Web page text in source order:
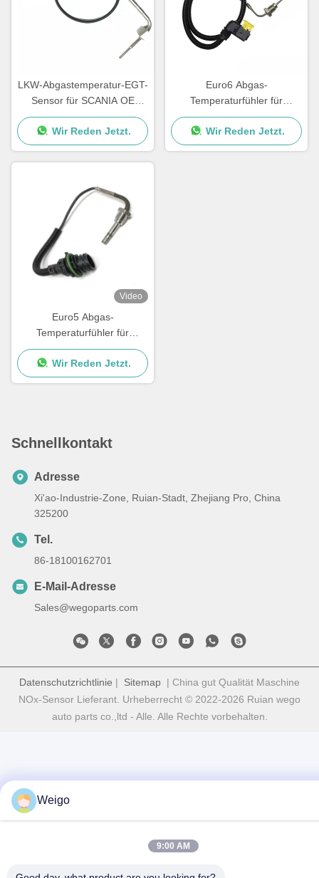
LKW-Abgastemperatur-EGT-
Sensor für SCANIA OE
2265872 2253825 1882567
Wir Reden Jetzt.
Euro6 Abgas-
Temperaturfühler für
Mercedes Benz Soem
75424918 0105423518
A0075424918
Wir Reden Jetzt.
Video
Euro5 Abgas-
Temperaturfühler für
Mercedes Benz Soem
61530628 A0061530628
A1614310103
Wir Reden Jetzt.
Schnellkontakt
Adresse
Xi'ao-Industrie-Zone, Ruian-Stadt, Zhejiang Pro, China
325200
Tel.
86-18100162701
E-Mail-Adresse
Sales@wegoparts.com
Datenschutzrichtlinie | Sitemap | China gut Qualität Maschine
NOx-Sensor Lieferant. Urheberrecht © 2022-2026 Ruian wego
auto parts co.,ltd - Alle. Alle Rechte vorbehalten.
Weigo
9:00 AM